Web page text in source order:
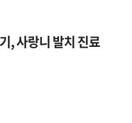
, 사랑니 발치 진료